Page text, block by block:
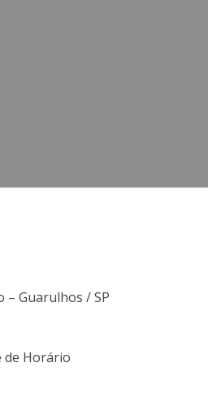
– Guarulhos / SP
de Horário